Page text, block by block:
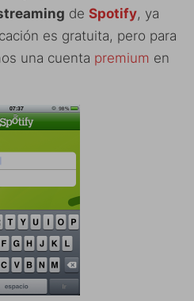
de Spotify, ya
es gratuita, pero para
una cuenta premium en